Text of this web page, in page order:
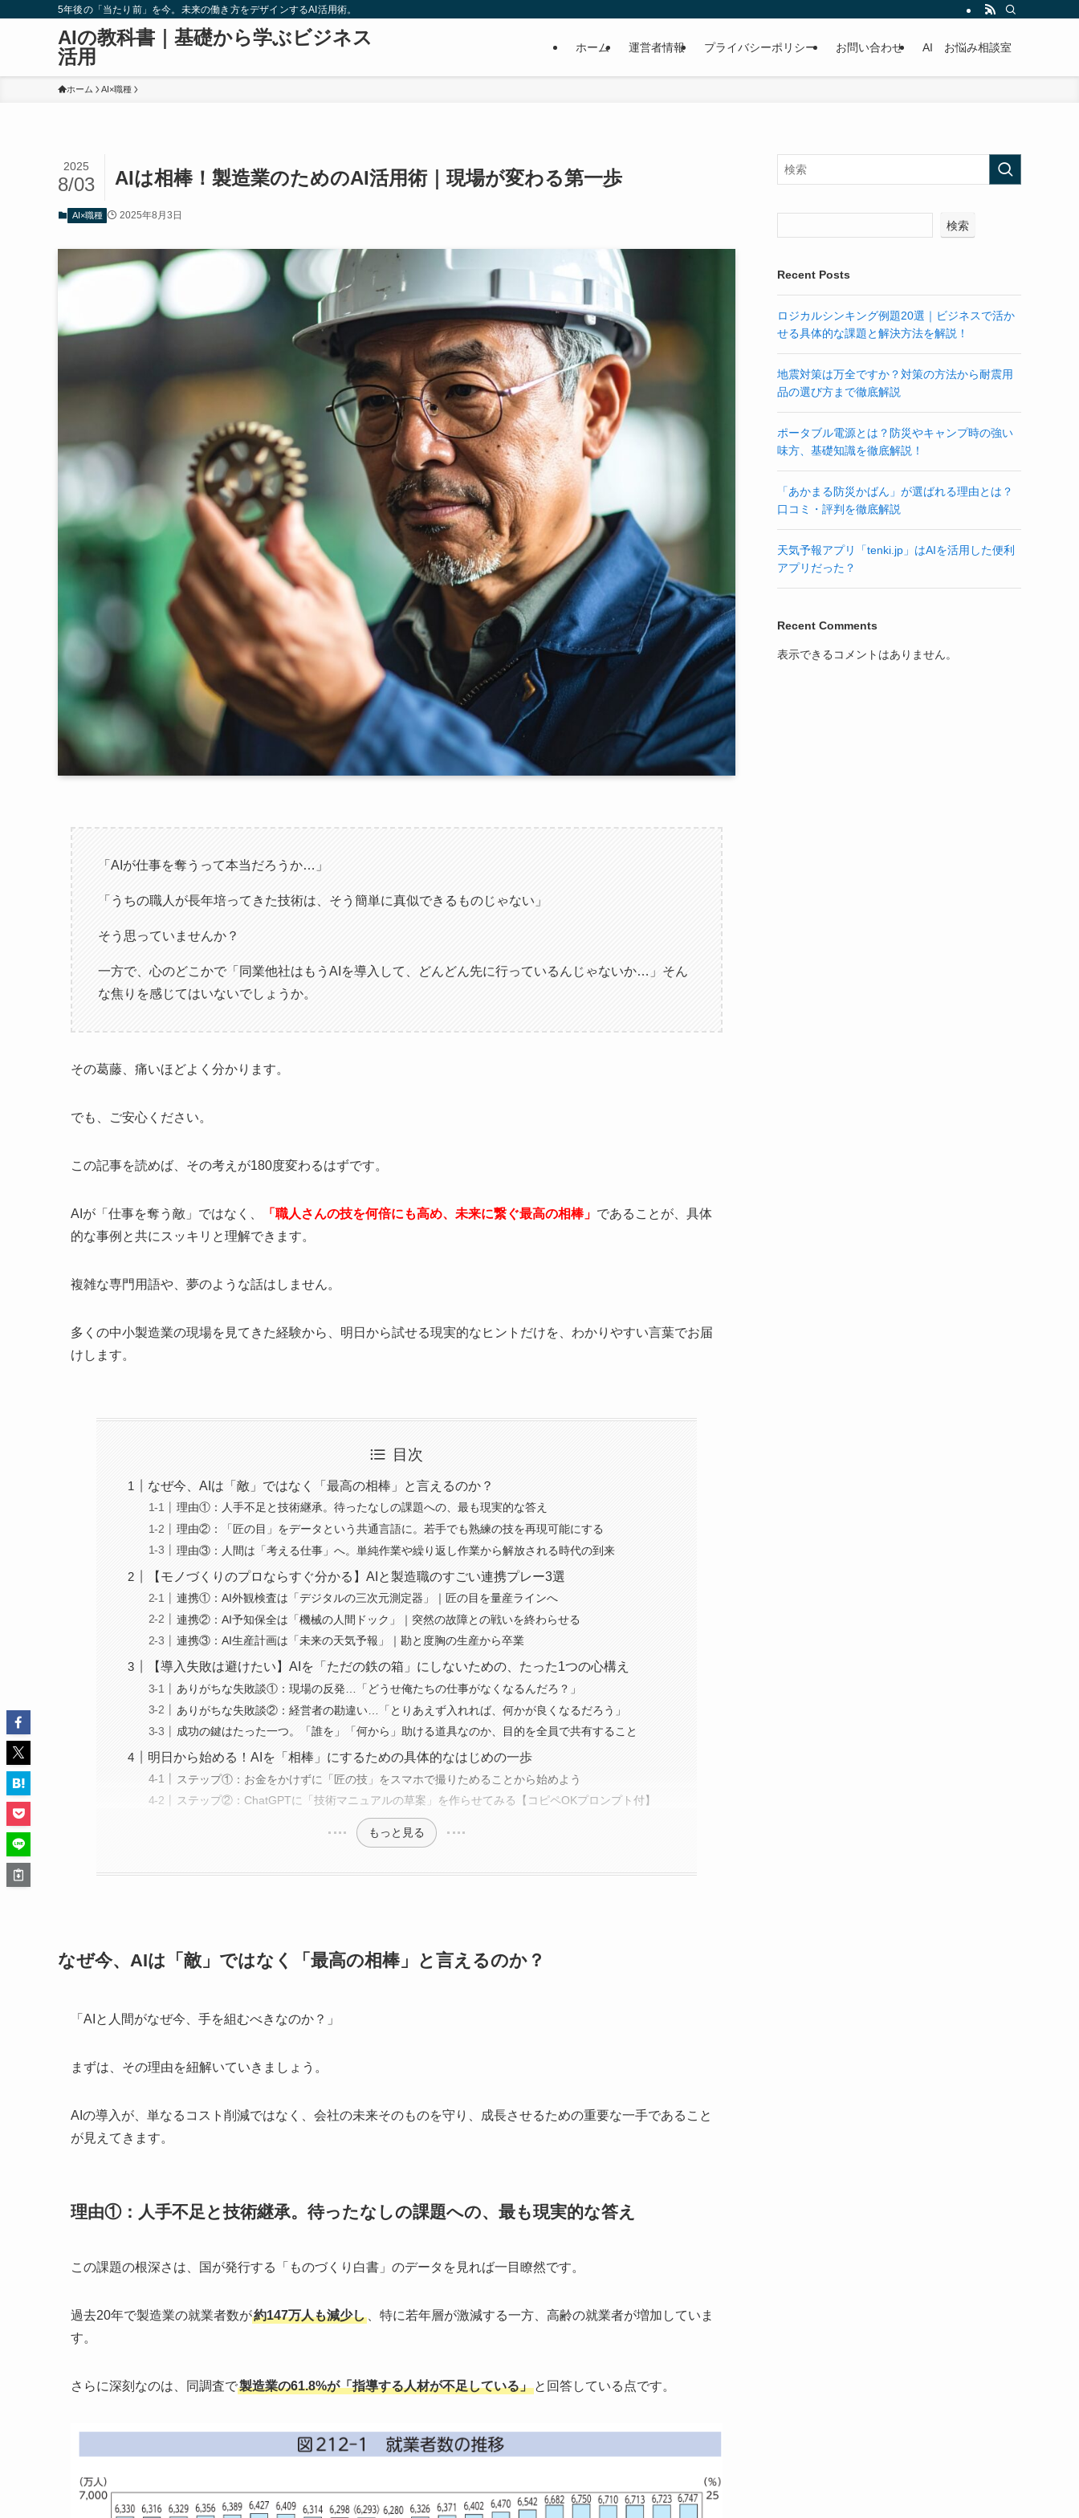
5年後の「当たり前」を今。未来の働き方をデザインするAI活用術。
AIの教科書｜基礎から学ぶビジネス
活用
ホーム 運営者情報 プライバシーポリシー お問い合わせ AI お悩み相談室
ホーム AI×職種
AIは相棒！製造業のためのAI活用術｜現場が変わる第一歩
2025
8/03
AI×職種 2025年8月3日
「AIが仕事を奪うって本当だろうか…」
「うちの職人が長年培ってきた技術は、そう簡単に真似できるものじゃない」
そう思っていませんか？
一方で、心のどこかで「同業他社はもうAIを導入して、どんどん先に行っているんじゃないか…」そん
な焦りを感じてはいないでしょうか。
その葛藤、痛いほどよく分かります。
でも、ご安心ください。
この記事を読めば、その考えが180度変わるはずです。
AIが「仕事を奪う敵」ではなく、 「職人さんの技を何倍にも高め、未来に繋ぐ最高の相棒」 であることが、具体
的な事例と共にスッキリと理解できます。
複雑な専門用語や、夢のような話はしません。
多くの中小製造業の現場を見てきた経験から、明日から試せる現実的なヒントだけを、わかりやすい言葉でお届
けします。
目次
なぜ今、AIは「敵」ではなく「最高の相棒」と言えるのか？
理由①：人手不足と技術継承。待ったなしの課題への、最も現実的な答え
理由②：「匠の目」をデータという共通言語に。若手でも熟練の技を再現可能にする
理由③：人間は「考える仕事」へ。単純作業や繰り返し作業から解放される時代の到来
【モノづくりのプロならすぐ分かる】AIと製造職のすごい連携プレー3選
連携①：AI外観検査は「デジタルの三次元測定器」｜匠の目を量産ラインへ
連携②：AI予知保全は「機械の人間ドック」｜突然の故障との戦いを終わらせる
連携③：AI生産計画は「未来の天気予報」｜勘と度胸の生産から卒業
【導入失敗は避けたい】AIを「ただの鉄の箱」にしないための、たった1つの心構え
ありがちな失敗談①：現場の反発…「どうせ俺たちの仕事がなくなるんだろ？」
ありがちな失敗談②：経営者の勘違い…「とりあえず入れれば、何かが良くなるだろう」
成功の鍵はたった一つ。「誰を」「何から」助ける道具なのか、目的を全員で共有すること
明日から始める！AIを「相棒」にするための具体的なはじめの一歩
ステップ①：お金をかけずに「匠の技」をスマホで撮りためることから始めよう
ステップ②：ChatGPTに「技術マニュアルの草案」を作らせてみる【コピペOKプロンプト付】
もっと見る
なぜ今、AIは「敵」ではなく「最高の相棒」と言えるのか？
「AIと人間がなぜ今、手を組むべきなのか？」
まずは、その理由を紐解いていきましょう。
AIの導入が、単なるコスト削減ではなく、会社の未来そのものを守り、成長させるための重要な一手であること
が見えてきます。
理由①：人手不足と技術継承。待ったなしの課題への、最も現実的な答え
この課題の根深さは、国が発行する「ものづくり白書」のデータを見れば一目瞭然です。
過去20年で製造業の就業者数が約147万人も減少し
、特に若年層が激減する一方、高齢の就業者が増加していま
す。
さらに深刻なのは、同調査で製造業の61.8%が「指導する人材が不足している」 と回答している点です。
検索
Recent Posts
ロジカルシンキング例題20選｜ビジネスで活か
せる具体的な課題と解決方法を解説！
地震対策は万全ですか？対策の方法から耐震用
品の選び方まで徹底解説
ポータブル電源とは？防災やキャンプ時の強い
味方、基礎知識を徹底解説！
「あかまる防災かばん」が選ばれる理由とは？
口コミ・評判を徹底解説
天気予報アプリ「tenki.jp」はAIを活用した便利
アプリだった？
Recent Comments
表示できるコメントはありません。